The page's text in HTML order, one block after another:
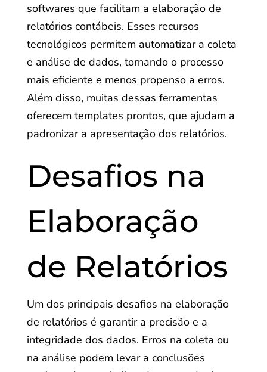
softwares que facilitam a elaboração de
relatórios contábeis. Esses recursos
tecnológicos permitem automatizar a coleta
e análise de dados, tornando o processo
mais eficiente e menos propenso a erros.
Além disso, muitas dessas ferramentas
oferecem templates prontos, que ajudam a
padronizar a apresentação dos relatórios.
Desafios na
Elaboração
de Relatórios
Um dos principais desafios na elaboração
de relatórios é garantir a precisão e a
integridade dos dados. Erros na coleta ou
na análise podem levar a conclusões